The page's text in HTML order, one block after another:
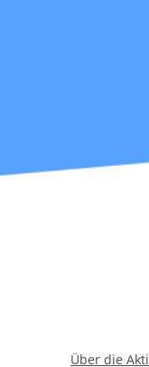
Über die